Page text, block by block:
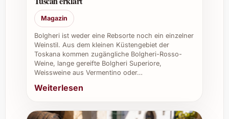
für anspruchsvolle Weinkarten und
Lagerung für besondere Anlässe.
Firmenevents und Kundenpräsente:
Ausdruck von Wertschätzung und Stil –
ein ideales Geschenk für
Geschäftspartner und Mitarbeiter.
Verónica Ortega Quite 2023 ist somit eine
Gelegenheiten, die Genuss und Freude
Magazin
Bolgheri ist weder eine Rebsorte noch ein einzelner
Weinstil. Aus dem kleinen Küstengebiet der
Toskana kommen zugängliche Bolgheri-Rosso-
Weine, lange gereifte Bolgheri Superiore,
Weissweine aus Vermentino oder…
Weiterlesen